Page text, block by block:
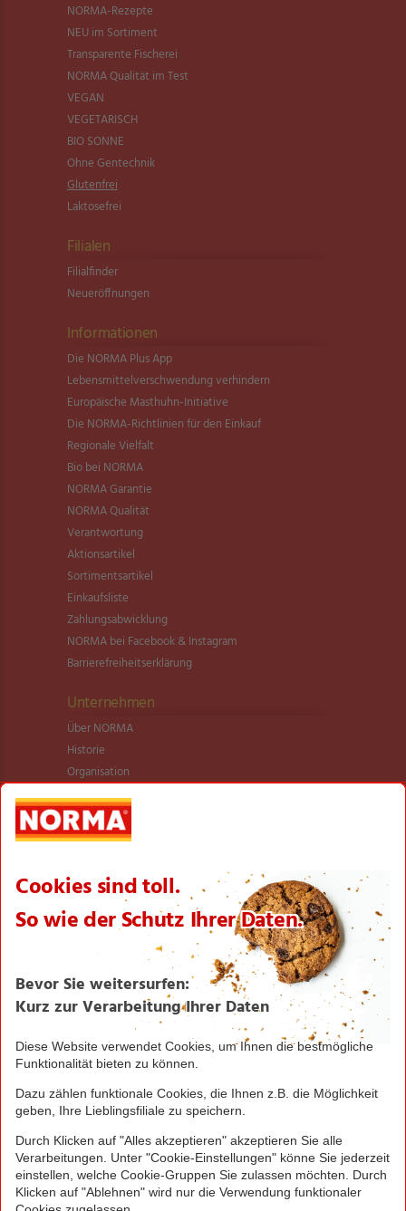
NORMA-Rezepte
NEU im Sortiment
Transparente Fischerei
NORMA Qualität im Test
VEGAN
VEGETARISCH
BIO SONNE
Ohne Gentechnik
Glutenfrei
Laktosefrei
Filialen
Filialfinder
Neueröffnungen
Informationen
Die NORMA Plus App
Lebensmittel­verschwendung verhindern
Europäische Masthuhn-Initiative
Die NORMA-Richtlinien für den Einkauf
Regionale Vielfalt
Bio bei NORMA
NORMA Garantie
NORMA Qualität
Verantwortung
Aktionsartikel
Sortimentsartikel
Einkaufsliste
Zahlungsabwicklung
NORMA bei Facebook & Instagram
Barrierefreiheitserklärung
Unternehmen
Über NORMA
Historie
Organisation
International
Logistik
Filialnetz
Karriere
Verantwortung/CSR
NORMA News
Seite drucken
Nach oben
Greifen Sie schnell zu! Alle angegebenen Preise in
Irrtümer durch Schreib-, Programmier- und
Datenübertragungsfehler sind vorbehalten.
© 2016 - 2026 NORMA Lebensmittelfilialbetrieb
Stiftung & Co. KG